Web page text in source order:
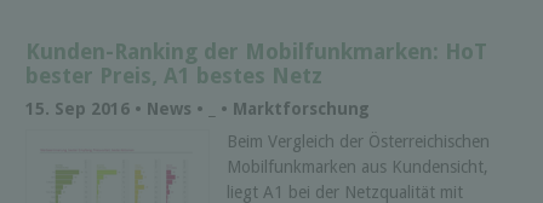
Kunden-Ranking der Mobilfunkmarken: HoT
bester Preis, A1 bestes Netz
15. Sep 2016 • News • _ • Marktforschung
Beim Vergleich der Österreichischen
Mobilfunkmarken aus Kundensicht,
liegt A1 bei der Netzqualität mit